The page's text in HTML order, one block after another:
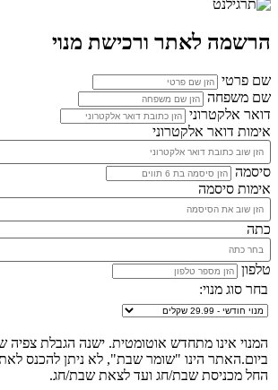
הרשמה לאתר ורכישת מנוי
שם פרטי
שם משפחה
דואר אלקטרוני
אימות דואר אלקטרוני
סיסמה
אימות סיסמה
כתה
טלפון
בחר סוג מנוי:
ביום.האתר הינו "שומר שבת", לא ניתן להכנס
החל מכניסת שבת/חג ועד לצאת שבת/חג.